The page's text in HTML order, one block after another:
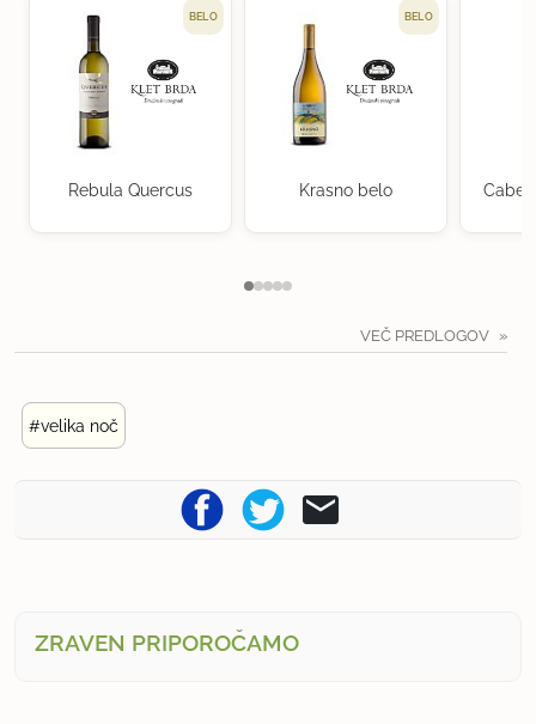
BELO
Rebula Quercus
BELO
Krasno belo
VEČ PREDLOGOV
#velika noč
ZRAVEN PRIPOROČAMO